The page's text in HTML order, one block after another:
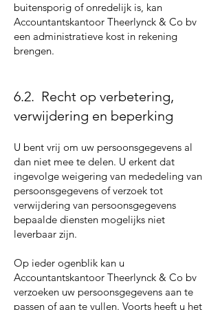
buitensporig of onredelijk is, kan
Accountantskantoor Theerlynck & Co bv
een administratieve kost in rekening
brengen.
6.2. Recht op verbetering,
verwijdering en beperking
U bent vrij om uw persoonsgegevens al
dan niet mee te delen. U erkent dat
ingevolge weigering van mededeling van
persoonsgegevens of verzoek tot
verwijdering van persoonsgegevens
bepaalde diensten mogelijks niet
leverbaar zijn.
Op ieder ogenblik kan u
Accountantskantoor Theerlynck & Co bv
verzoeken uw persoonsgegevens aan te
passen of aan te vullen. Voorts heeft u het